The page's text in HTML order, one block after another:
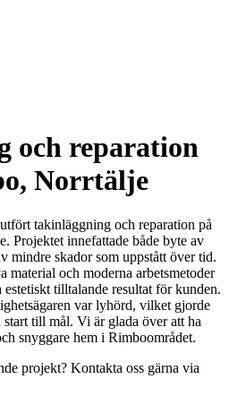
och reparation
Norrtälje
takinläggning och reparation på
Projektet innefattade både byte av
mindre skador som uppstått över tid.
material och moderna arbetsmetoder
tilltalande resultat för kunden.
var lyhörd, vilket gjorde
till mål. Vi är glada över att ha
snyggare hem i Rimboområdet.
projekt? Kontakta oss gärna via